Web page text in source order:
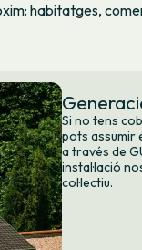
habitatges,
Si no tens
pots assumir
a través de
instal·lació
col·lectiu.